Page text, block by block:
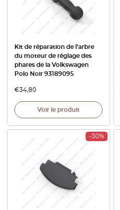
Kit de réparation de l’arbre
du moteur de réglage des
phares de la Volkswagen
Polo Noir 93189095
€34,80
Voir le produit
-30%